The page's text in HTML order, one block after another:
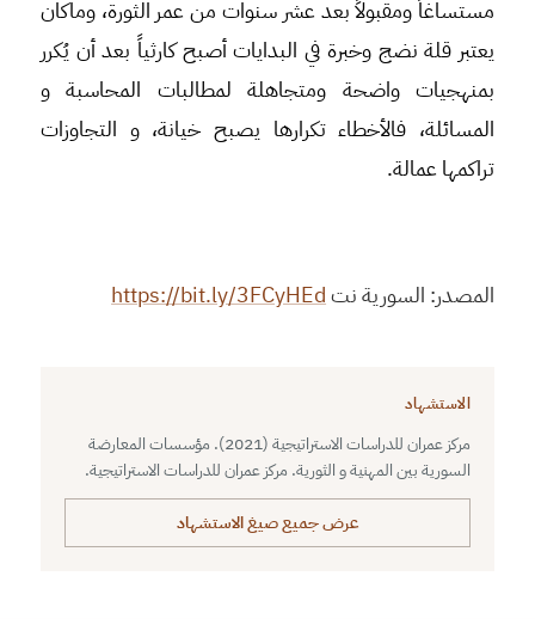
مستساغاً ومقبولاً بعد عشر سنوات من عمر الثورة، وماكان
يعتبر قلة نضج وخبرة في البدايات أصبح كارثياً بعد أن يُكرر
بمنهجيات واضحة ومتجاهلة لمطالبات المحاسبة و
المسائلة، فالأخطاء تكرارها يصبح خيانة، و التجاوزات
تراكمها عمالة.
المصدر: السورية نتhttps://bit.ly/3FCyHEd
الاستشهاد
مركز عمران للدراسات الاستراتيجية (2021). مؤسسات المعارضة
السورية بين المهنية و الثورية. مركز عمران للدراسات الاستراتيجية.
عرض جميع صيغ الاستشهاد